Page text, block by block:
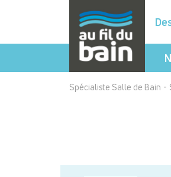
Spécialiste Salle de Bain -